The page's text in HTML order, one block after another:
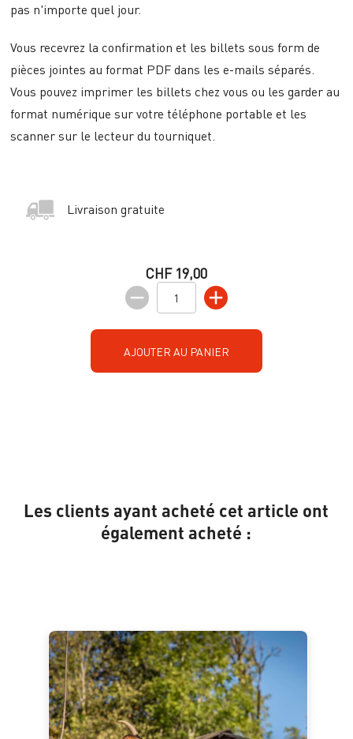
pas n'importe quel jour.
Vous recevrez la confirmation et les billets sous form de
pièces jointes au format PDF dans les e-mails séparés.
Vous pouvez imprimer les billets chez vous ou les garder au
format numérique sur votre téléphone portable et les
scanner sur le lecteur du tourniquet.
Livraison gratuite
CHF 19,00
AJOUTER AU PANIER
Les clients ayant acheté cet article ont
également acheté :